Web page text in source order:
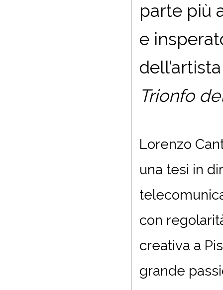
parte più
e
Trionfo
Lorenzo
una tesi in
con
creativa a
grande